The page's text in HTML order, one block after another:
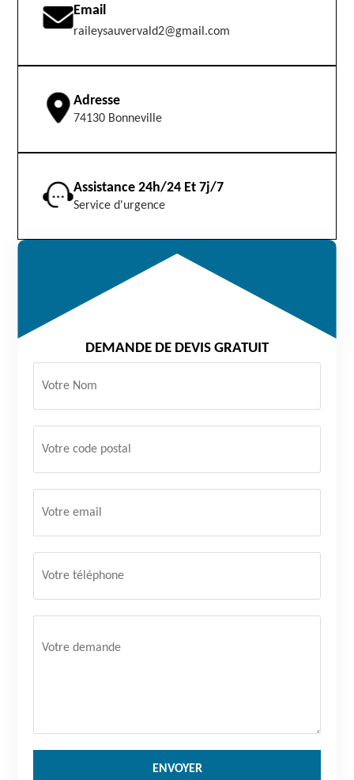
Email
raileysauvervald2@gmail.com
Adresse
74130 Bonneville
Assistance 24h/24 Et 7j/7
Service d'urgence
DEMANDE DE DEVIS GRATUIT